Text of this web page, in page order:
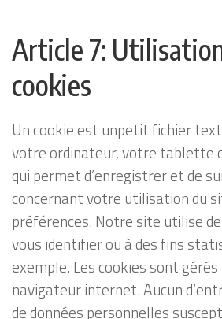
Article 7:
cookies
Un cookie est unpetit fichier
votre ordinateur, votre tablette
qui permet d’enregistrer et de
concernant votre utilisation du
préférences. Notre site utilise
vous identifier ou à des fins
exemple. Les cookies sont
navigateur internet. Aucun
de données personnelles